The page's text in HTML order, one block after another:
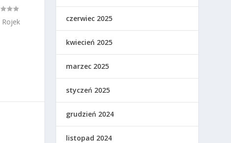
czerwiec 2025
kwiecień 2025
marzec 2025
styczeń 2025
grudzień 2024
listopad 2024